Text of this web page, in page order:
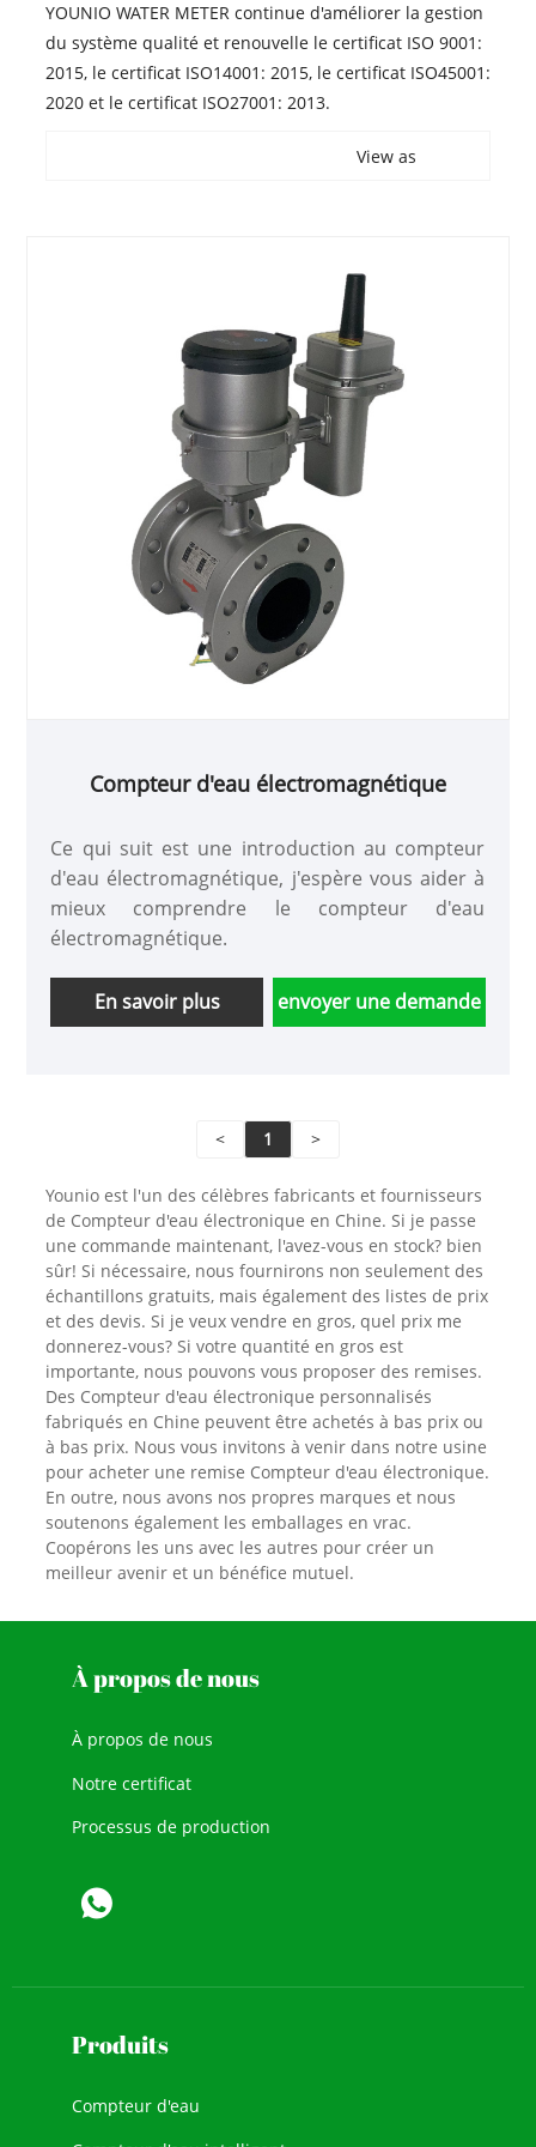
YOUNIO WATER METER continue d'améliorer la gestion
du système qualité et renouvelle le certificat ISO 9001:
2015, le certificat ISO14001: 2015, le certificat ISO45001:
2020 et le certificat ISO27001: 2013.
View as
Compteur d'eau électromagnétique
Ce qui suit est une introduction au compteur
d'eau électromagnétique, j'espère vous aider à
mieux comprendre le compteur d'eau
électromagnétique.
En savoir plus envoyer une demande
< 1 >
Younio est l'un des célèbres fabricants et fournisseurs
de Compteur d'eau électronique en Chine. Si je passe
une commande maintenant, l'avez-vous en stock? bien
sûr! Si nécessaire, nous fournirons non seulement des
échantillons gratuits, mais également des listes de prix
et des devis. Si je veux vendre en gros, quel prix me
donnerez-vous? Si votre quantité en gros est
importante, nous pouvons vous proposer des remises.
Des Compteur d'eau électronique personnalisés
fabriqués en Chine peuvent être achetés à bas prix ou
à bas prix. Nous vous invitons à venir dans notre usine
pour acheter une remise Compteur d'eau électronique.
En outre, nous avons nos propres marques et nous
soutenons également les emballages en vrac.
Coopérons les uns avec les autres pour créer un
meilleur avenir et un bénéfice mutuel.
À propos de nous
À propos de nous
Notre certificat
Processus de production
Produits
Compteur d'eau